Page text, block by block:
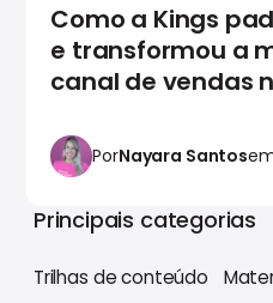
Como a Kings
e transformou a
canal de vendas
PorNayara Santos
Principais categorias
Trilhas de conteúdo